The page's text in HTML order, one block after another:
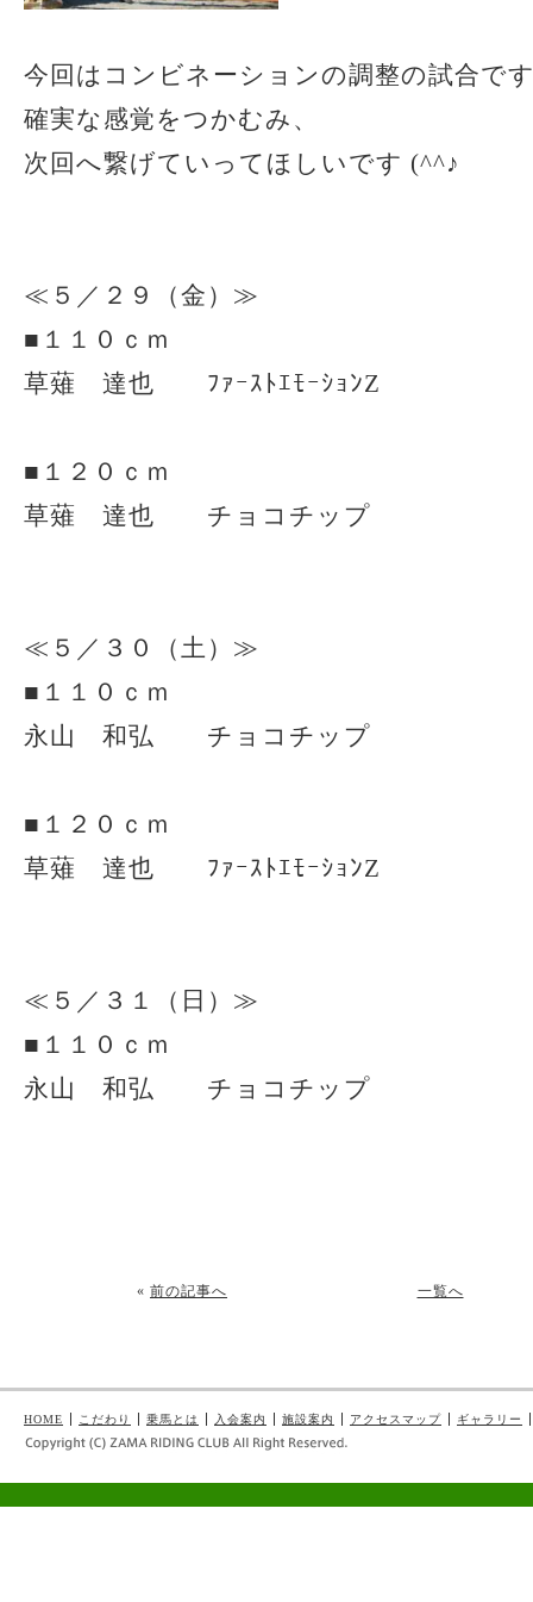
今回はコンビネーションの調整の試合で
確実な感覚をつかむみ、
次回へ繋げていってほしいです (^^♪
≪５／２９（金）≫
■１１０ｃｍ
草薙 達也 ﾌｧｰｽﾄｴﾓｰｼｮﾝZ
■１２０ｃｍ
草薙 達也 チョコチップ
≪５／３０（土）≫
■１１０ｃｍ
永山 和弘 チョコチップ
■１２０ｃｍ
草薙 達也 ﾌｧｰｽﾄｴﾓｰｼｮﾝZ
≪５／３１（日）≫
■１１０ｃｍ
永山 和弘 チョコチップ
« 前の記事へ 一覧へ
HOME こだわり 乗馬とは 入会案内 施設案内 アクセスマップ ギャラリー